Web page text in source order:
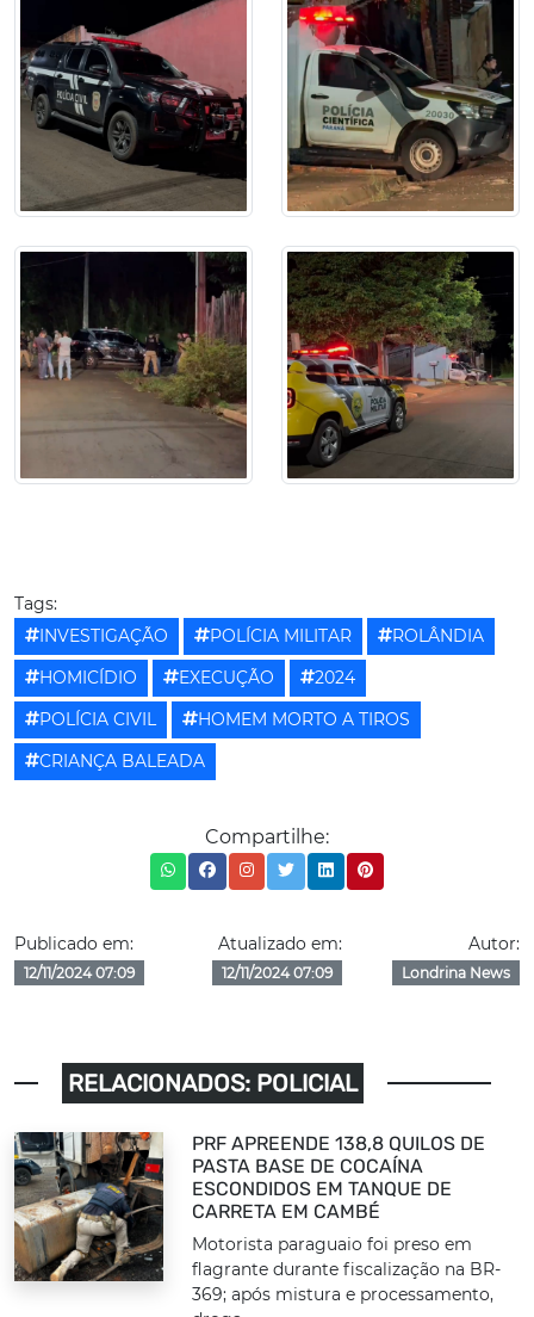
Tags:
INVESTIGAÇÃO
POLÍCIA MILITAR
ROLÂNDIA
HOMICÍDIO
EXECUÇÃO
2024
POLÍCIA CIVIL
HOMEM MORTO A TIROS
CRIANÇA BALEADA
Compartilhe:
Publicado em:
12/11/2024 07:09
Atualizado em:
12/11/2024 07:09
Autor:
Londrina News
RELACIONADOS: POLICIAL
PRF APREENDE 138,8 QUILOS DE
PASTA BASE DE COCAÍNA
ESCONDIDOS EM TANQUE DE
CARRETA EM CAMBÉ
Motorista paraguaio foi preso em
flagrante durante fiscalização na BR-
369; após mistura e processamento,